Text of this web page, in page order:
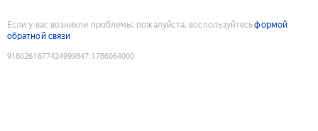
Если у вас возникли проблемы, пожалуйста, воспользуйтесьформой
обратной связи
9180261677424999847:1786064000